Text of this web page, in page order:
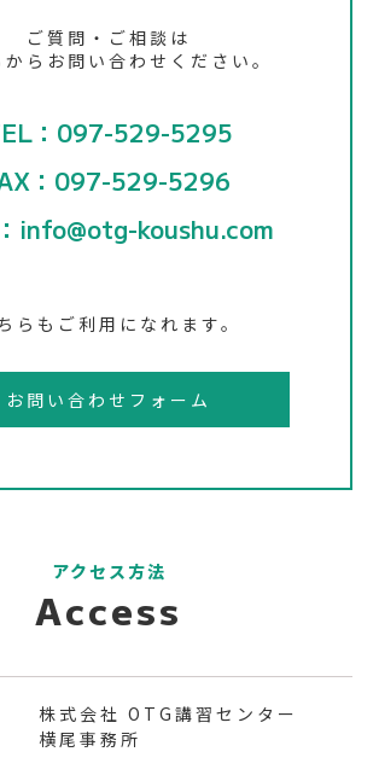
ご質問・ご相談は
からお問い合わせください。
：097-529-5295
：097-529-5296
info@otg-koushu.com
らもご利用になれます。
お問い合わせフォーム
アクセス方法
Access
株式会社 OTG講習センター
横尾事務所